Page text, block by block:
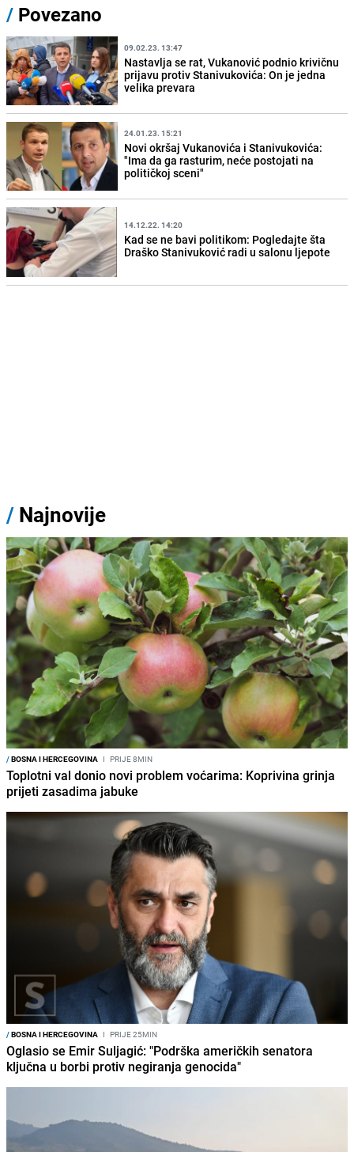
/ Povezano
09.02.23. 13:47
Nastavlja se rat, Vukanović podnio krivičnu
prijavu protiv Stanivukovića: On je jedna
velika prevara
24.01.23. 15:21
Novi okršaj Vukanovića i Stanivukovića:
"Ima da ga rasturim, neće postojati na
političkoj sceni"
14.12.22. 14:20
Kad se ne bavi politikom: Pogledajte šta
Draško Stanivuković radi u salonu ljepote
/ Najnovije
/BOSNA I HERCEGOVINA I PRIJE 8MIN
Toplotni val donio novi problem voćarima: Koprivina grinja
prijeti zasadima jabuke
/BOSNA I HERCEGOVINA I PRIJE 25MIN
Oglasio se Emir Suljagić: "Podrška američkih senatora
ključna u borbi protiv negiranja genocida"